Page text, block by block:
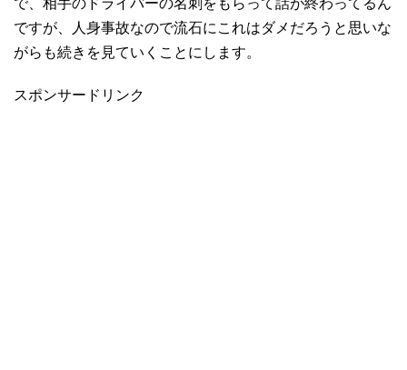
ですが、人身事故なので流石にこれはダメだろうと思いな
がらも続きを見ていくことにします。
スポンサードリンク